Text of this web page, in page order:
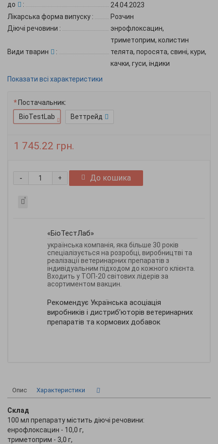
до
:
24.04.2023
Лікарська форма випуску :
Розчин
Діючі речовини :
энрофлоксацин,
триметоприм, колистин
Види тварин
:
телята, поросята, свині, кури,
качки, гуси, індики
Показати всі характеристики
Постачальник:
BioTestLab
Веттрейд
1 745.22 грн.
+
- До кошика
«БіоТестЛаб»
українська компанія, яка більше 30 років
спеціалізується на розробці, виробництві та
реалізації ветеринарних препаратів з
індивідуальним підходом до кожного клієнта.
Входить у ТОП-20 світових лідерів за
асортиментом вакцин.
Рекомендує Українська асоціація
виробників і дистриб’юторів ветеринарних
препаратів та кормових добавок
Опис Характеристики
Склад
100 мл препарату містить діючі речовини:
енрофлоксацин - 10,0 г,
триметоприм - 3,0 г,